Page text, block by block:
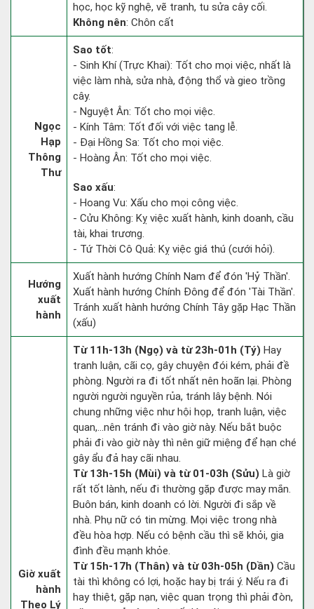
học, học kỹ nghệ, vẽ tranh, tu sửa cây cối.
Không nên: Chôn cất
Ngọc
Hạp
Thông
Thư
Sao tốt:
- Sinh Khí (Trực Khai): Tốt cho mọi việc, nhất là
việc làm nhà, sửa nhà, động thổ và gieo trồng
cây.
- Nguyệt Ân: Tốt cho mọi việc.
- Kính Tâm: Tốt đối với việc tang lễ.
- Đại Hồng Sa: Tốt cho mọi việc.
- Hoàng Ân: Tốt cho mọi việc.
Sao xấu:
- Hoang Vu: Xấu cho mọi công việc.
- Cửu Không: Kỵ việc xuất hành, kinh doanh, cầu
tài, khai trương.
- Tứ Thời Cô Quả: Kỵ việc giá thú (cưới hỏi).
Hướng
xuất
hành
Xuất hành hướng Chính Nam để đón 'Hỷ Thần'.
Xuất hành hướng Chính Đông để đón 'Tài Thần'.
Tránh xuất hành hướng Chính Tây gặp Hạc Thần
(xấu)
Giờ xuất
hành
Theo Lý
Từ 11h-13h (Ngọ) và từ 23h-01h (Tý) Hay
tranh luận, cãi cọ, gây chuyện đói kém, phải đề
phòng. Người ra đi tốt nhất nên hoãn lại. Phòng
người người nguyền rủa, tránh lây bệnh. Nói
chung những việc như hội họp, tranh luận, việc
quan,…nên tránh đi vào giờ này. Nếu bắt buộc
phải đi vào giờ này thì nên giữ miệng để hạn ché
gây ẩu đả hay cãi nhau.
Từ 13h-15h (Mùi) và từ 01-03h (Sửu) Là giờ
rất tốt lành, nếu đi thường gặp được may mắn.
Buôn bán, kinh doanh có lời. Người đi sắp về
nhà. Phụ nữ có tin mừng. Mọi việc trong nhà
đều hòa hợp. Nếu có bệnh cầu thì sẽ khỏi, gia
đình đều mạnh khỏe.
Từ 15h-17h (Thân) và từ 03h-05h (Dần) Cầu
tài thì không có lợi, hoặc hay bị trái ý. Nếu ra đi
hay thiệt, gặp nạn, việc quan trọng thì phải đòn,